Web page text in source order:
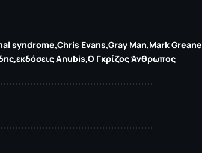
syndrome Chris Evans Gray Man Mark
εκδόσεις Anubis Ο Γκρίζος Άνθρωπος